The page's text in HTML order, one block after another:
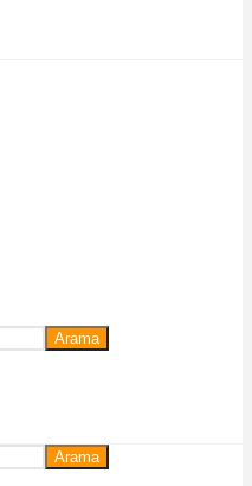
Arama
Arama